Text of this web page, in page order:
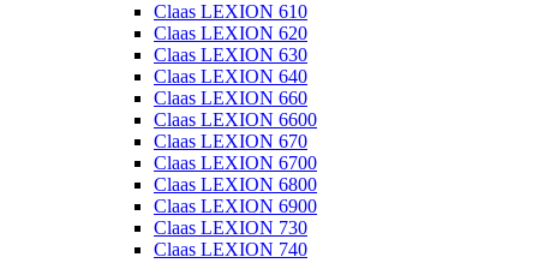
Claas LEXION 610
Claas LEXION 620
Claas LEXION 630
Claas LEXION 640
Claas LEXION 660
Claas LEXION 6600
Claas LEXION 670
Claas LEXION 6700
Claas LEXION 6800
Claas LEXION 6900
Claas LEXION 730
Claas LEXION 740